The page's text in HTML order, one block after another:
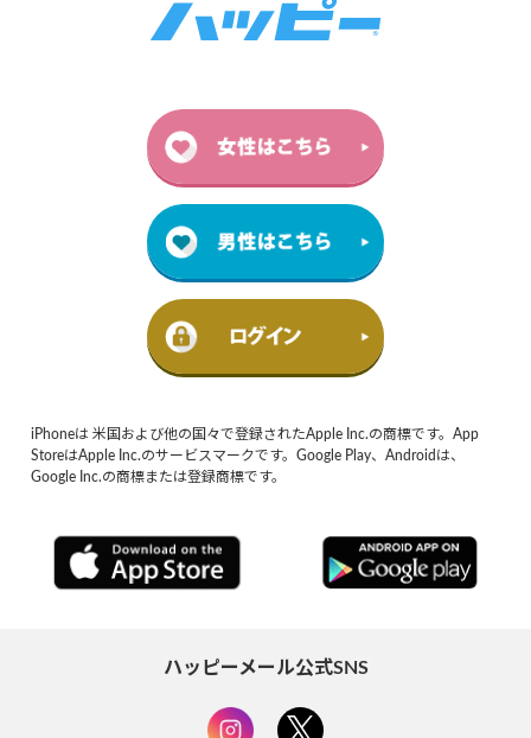
iPhoneは 米国および他の国々で登録されたApple Inc.の商標です。App
StoreはApple Inc.のサービスマークです。Google Play、Androidは、
Google Inc.の商標または登録商標です。
ハッピーメール公式SNS